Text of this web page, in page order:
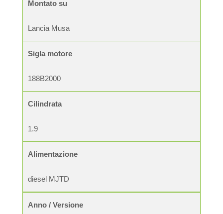
Montato su
Lancia Musa
Sigla motore
188B2000
Cilindrata
1.9
Alimentazione
diesel MJTD
Anno / Versione